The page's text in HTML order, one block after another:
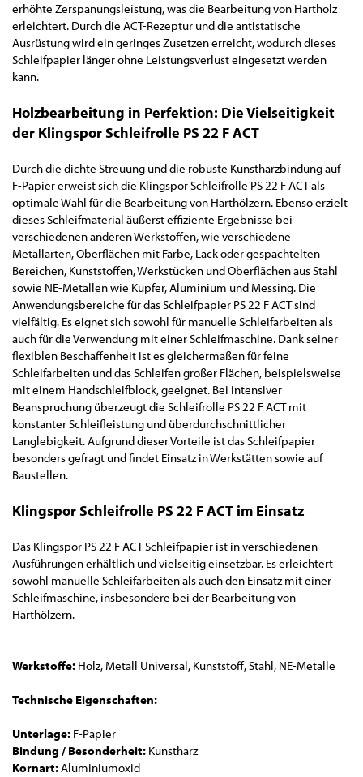
erhöhte Zerspanungsleistung, was die Bearbeitung von Hartholz
erleichtert. Durch die ACT-Rezeptur und die antistatische
Ausrüstung wird ein geringes Zusetzen erreicht, wodurch dieses
Schleifpapier länger ohne Leistungsverlust eingesetzt werden
kann.
Holzbearbeitung in Perfektion: Die Vielseitigkeit
der Klingspor Schleifrolle PS 22 F ACT
Durch die dichte Streuung und die robuste Kunstharzbindung auf
F-Papier erweist sich die Klingspor Schleifrolle PS 22 F ACT als
optimale Wahl für die Bearbeitung von Harthölzern. Ebenso erzielt
dieses Schleifmaterial äußerst effiziente Ergebnisse bei
verschiedenen anderen Werkstoffen, wie verschiedene
Metallarten, Oberflächen mit Farbe, Lack oder gespachtelten
Bereichen, Kunststoffen, Werkstücken und Oberflächen aus Stahl
sowie NE-Metallen wie Kupfer, Aluminium und Messing. Die
Anwendungsbereiche für das Schleifpapier PS 22 F ACT sind
vielfältig. Es eignet sich sowohl für manuelle Schleifarbeiten als
auch für die Verwendung mit einer Schleifmaschine. Dank seiner
flexiblen Beschaffenheit ist es gleichermaßen für feine
Schleifarbeiten und das Schleifen großer Flächen, beispielsweise
mit einem Handschleifblock, geeignet. Bei intensiver
Beanspruchung überzeugt die Schleifrolle PS 22 F ACT mit
konstanter Schleifleistung und überdurchschnittlicher
Langlebigkeit. Aufgrund dieser Vorteile ist das Schleifpapier
besonders gefragt und findet Einsatz in Werkstätten sowie auf
Baustellen.
Klingspor Schleifrolle PS 22 F ACT im Einsatz
Das Klingspor PS 22 F ACT Schleifpapier ist in verschiedenen
Ausführungen erhältlich und vielseitig einsetzbar. Es erleichtert
sowohl manuelle Schleifarbeiten als auch den Einsatz mit einer
Schleifmaschine, insbesondere bei der Bearbeitung von
Harthölzern.
Werkstoffe: Holz, Metall Universal, Kunststoff, Stahl, NE-Metalle
Technische Eigenschaften:
Unterlage: F-Papier
Bindung / Besonderheit: Kunstharz
Kornart:Aluminiumoxid